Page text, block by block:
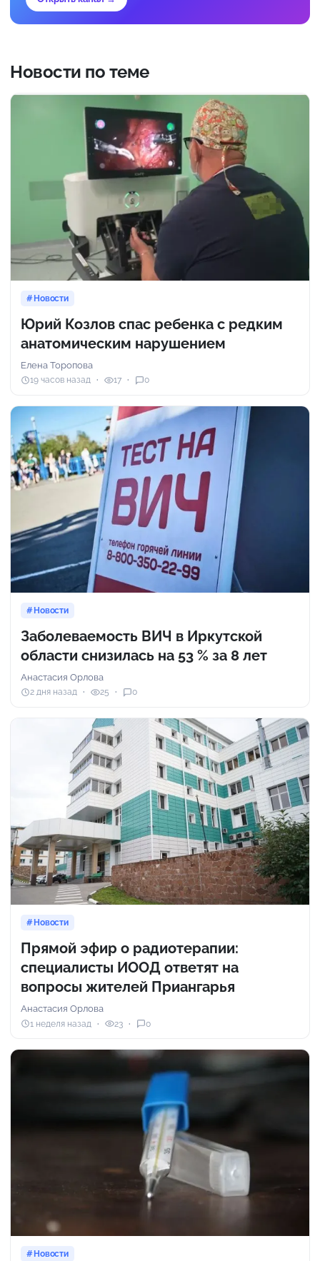
Новости по теме
Новости
Юрий Козлов спас ребенка с редким
анатомическим нарушением
Елена Торопова
19 часов назад 17 0
Новости
Заболеваемость ВИЧ в Иркутской
области снизилась на 53 % за 8 лет
Анастасия Орлова
2 дня назад 25 0
Новости
Прямой эфир о радиотерапии:
специалисты ИООД ответят на
вопросы жителей Приангарья
Анастасия Орлова
1 неделя назад 23 0
Новости